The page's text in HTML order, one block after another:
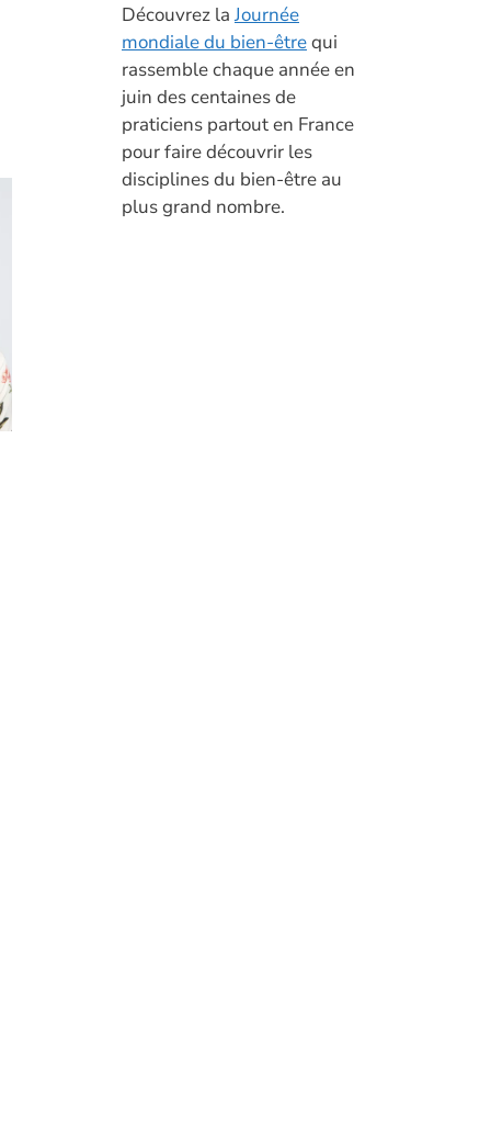
Découvrez laJournée
mondiale du bien-êtrequi
rassemble chaque année en
juin des centaines de
praticiens partout en France
pour faire découvrir les
disciplines du bien-être au
plus grand nombre.